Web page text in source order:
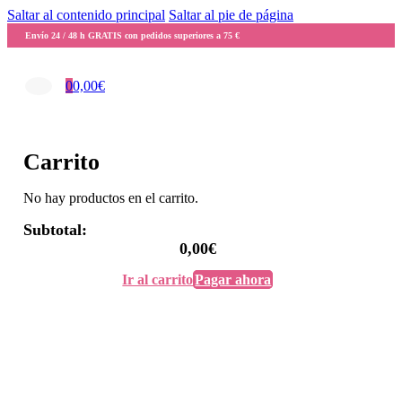
Saltar al contenido principal Saltar al pie de página
Envío 24 / 48 h GRATIS con pedidos superiores a 75 €
00,00€
Carrito
No hay productos en el carrito.
Subtotal:
0,00€
Ir al carritoPagar ahora